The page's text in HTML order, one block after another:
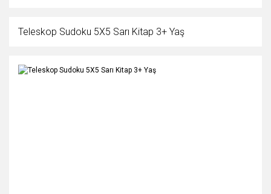
Teleskop Sudoku 5X5 Sarı Kitap 3+ Yaş